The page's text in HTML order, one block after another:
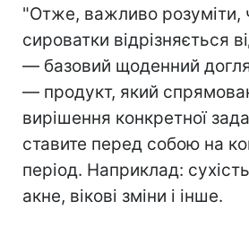
"Отже, важливо розуміти,
сироватки відрізняється
— базовий щоденний
— продукт, який
вирішення конкретної
ставите перед собою на
період. Наприклад:
акне, вікові зміни і інше.